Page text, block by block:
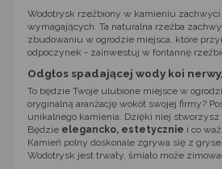
Wodotrysk rzeźbiony w kamieniu
wymagających. Ta naturalna rzeźba
zbudowaniu w ogrodzie miejsca, które
odpoczynek - zainwestuj w fontannę
Odgłos spadającej wody koi
To będzie Twoje ulubione miejsce w
oryginalną aranżację wokół swojej firmy?
unikalnego kamienia. Dzięki niej
Będzie elegancko, estetycznie i co
Kamień polny doskonale zgrywa się z
Wodotrysk jest trwały, śmiało może